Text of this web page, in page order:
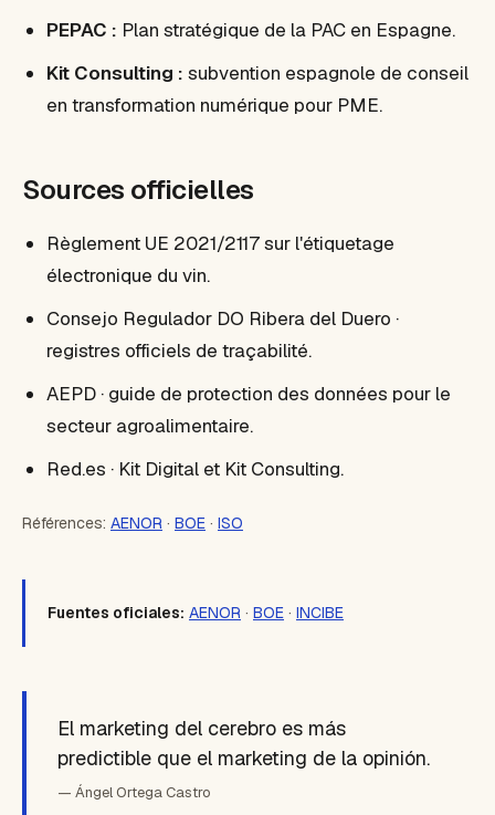
PEPAC : Plan stratégique de la PAC en Espagne.
Kit Consulting : subvention espagnole de conseil
en transformation numérique pour PME.
Sources officielles
Règlement UE 2021/2117 sur l'étiquetage
électronique du vin.
Consejo Regulador DO Ribera del Duero ·
registres officiels de traçabilité.
AEPD · guide de protection des données pour le
secteur agroalimentaire.
Red.es · Kit Digital et Kit Consulting.
Références: AENOR · BOE · ISO
Fuentes oficiales: AENOR · BOE · INCIBE
El marketing del cerebro es más
predictible que el marketing de la opinión.
— Ángel Ortega Castro